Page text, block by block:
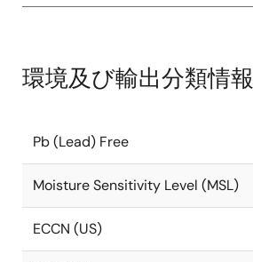
環境及び輸出分類情報
Pb (Lead) Free
Moisture Sensitivity Level (MSL)
ECCN (US)